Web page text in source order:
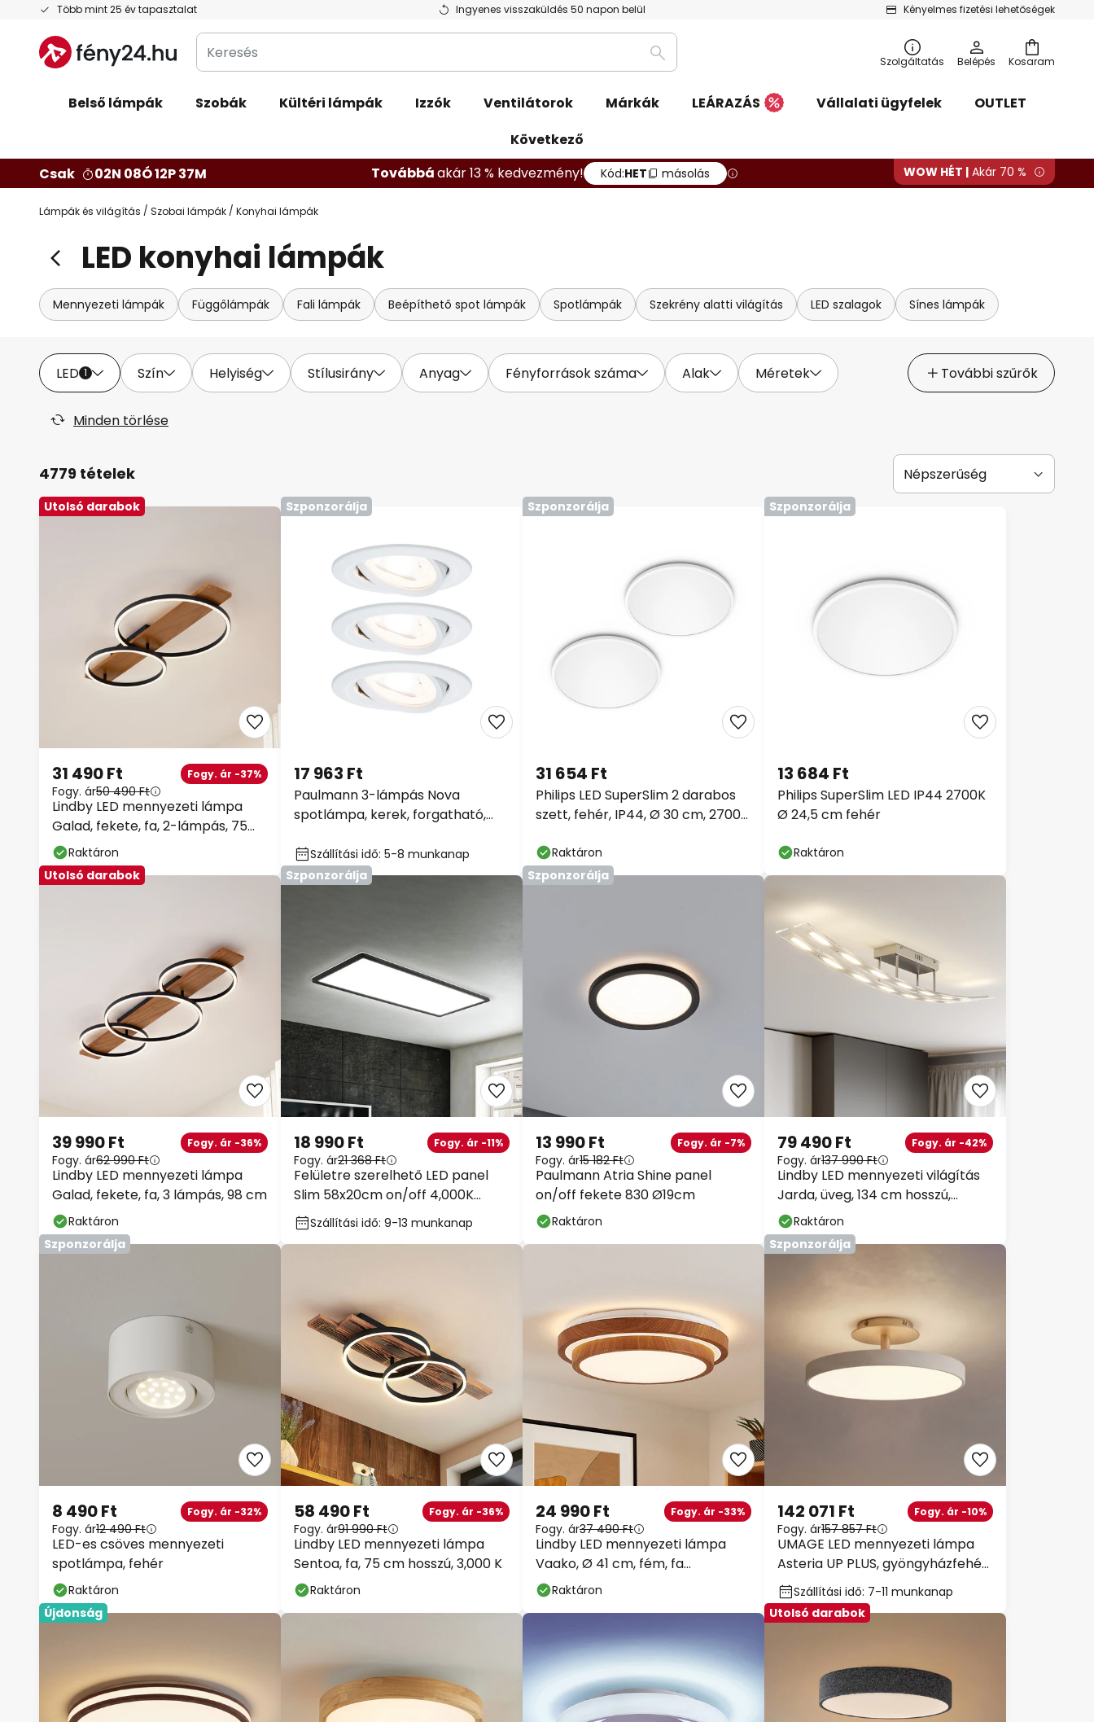
Több mint 25 év tapasztalat Ingyenes visszaküldés 50 napon belül Kényelmes fizetési lehetőségek
Ugrás
tartalomhoz
Kosaram
Keresés
Keresés
Szolgáltatás Belépés
Belső lámpák Szobák Kültéri lámpák Izzók Ventilátorok Márkák LEÁRAZÁS Vállalati ügyfelek
OUTLET
Következő
Csak
02N 08Ó 12P 36M Továbbáakár 13 % kedvezmény! Kód:HET másolás WOW HÉT | Akár 70 %
Lámpák és világítás Szobai lámpák Konyhai lámpák
LED konyhai lámpák
Mennyezeti lámpák Függőlámpák Fali lámpák Beépíthető spot lámpák Spotlámpák Szekrény alatti világítás LED szalagok Sínes lámpák
LED 1 Szín Helyiség Stílusirány Anyag Fényforrások száma Alak Méretek További szűrők
Minden törlése
4779 tételek
Utolsó darabok
Lindby LED mennyezeti lámpa
Galad, fekete, fa, 2-lámpás, 75
cm
31 490 Ft Fogy. ár -37%
Fogy. ár50 490 Ft
Raktáron
Szponzorálja
Paulmann 3-lámpás Nova
spotlámpa, kerek, forgatható,
17 963 Ft
Szállítási idő: 5-8 munkanap
Szponzorálja
Philips LED SuperSlim 2 darabos
szett, fehér, IP44, Ø 30 cm, 2700
31 654 Ft
Raktáron
Szponzorálja
Philips SuperSlim LED IP44 2700K
Ø 24,5 cm fehér
13 684 Ft
Raktáron
Utolsó darabok
Lindby LED mennyezeti lámpa
Galad, fekete, fa, 3 lámpás, 98 cm
39 990 Ft Fogy. ár -36%
Fogy. ár62 990 Ft
Raktáron
Szponzorálja
Felületre szerelhető LED panel
Slim 58x20cm on/off 4,000K
fekete
18 990 Ft Fogy. ár -11%
Fogy. ár21 368 Ft
Szállítási idő: 9-13 munkanap
Szponzorálja
Paulmann Atria Shine panel
on/off fekete 830 Ø19cm
13 990 Ft Fogy. ár -7%
Fogy. ár15 182 Ft
Raktáron
Lindby LED mennyezeti világítás
Jarda, üveg, 134 cm hosszú,
dimmelhető
79 490 Ft Fogy. ár -42%
Fogy. ár137 990 Ft
Raktáron
Szponzorálja
LED-es csöves mennyezeti
spotlámpa, fehér
8 490 Ft Fogy. ár -32%
Fogy. ár12 490 Ft
Raktáron
Lindby LED mennyezeti lámpa
Sentoa, fa, 75 cm hosszú, 3,000 K
58 490 Ft Fogy. ár -36%
Fogy. ár91 990 Ft
Raktáron
Lindby LED mennyezeti lámpa
Vaako, Ø 41 cm, fém, fa
megjelenés
24 990 Ft Fogy. ár -33%
Fogy. ár37 490 Ft
Raktáron
Szponzorálja
UMAGE LED mennyezeti lámpa
Asteria UP PLUS, gyöngyházfehér,
Ø 31 cm CCT
142 071 Ft Fogy. ár -10%
Fogy. ár157 857 Ft
Szállítási idő: 7-11 munkanap
Újdonság
Utolsó darabok